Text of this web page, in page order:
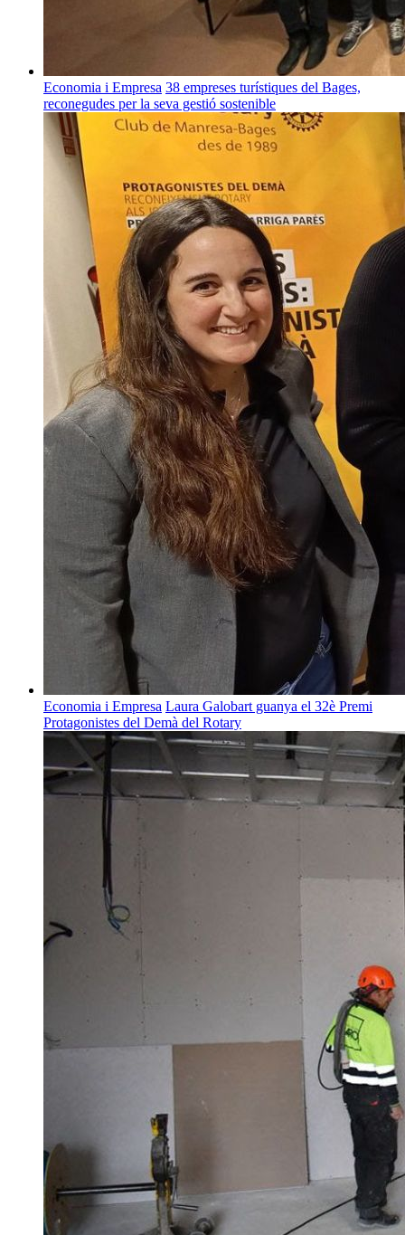
Economia i Empresa 38 empreses turístiques del Bages,
reconegudes per la seva gestió sostenible
Economia i Empresa Laura Galobart guanya el 32è Premi
Protagonistes del Demà del Rotary